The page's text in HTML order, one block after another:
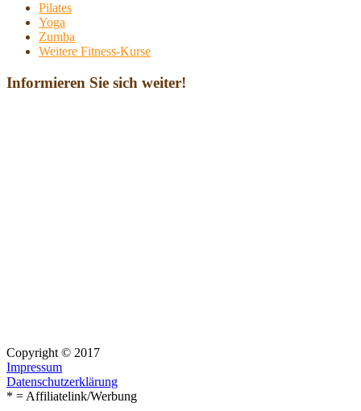
Pilates
Yoga
Zumba
Weitere Fitness-Kurse
Informieren Sie sich weiter!
Copyright © 2017
Impressum
Datenschutzerklärung
* = Affiliatelink/Werbung